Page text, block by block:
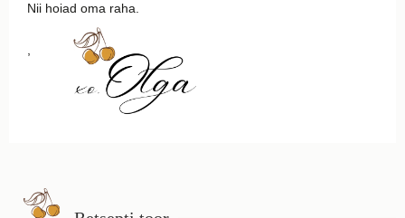
Nii hoiad oma raha.